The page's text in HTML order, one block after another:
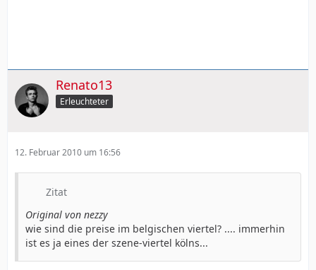
Renato13
Erleuchteter
12. Februar 2010 um 16:56
Zitat
Original von nezzy
wie sind die preise im belgischen viertel? .... immerhin
ist es ja eines der szene-viertel kölns...